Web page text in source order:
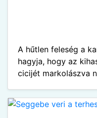
A hűtlen feleség a
hagyja, hogy az
cicijét markolászva